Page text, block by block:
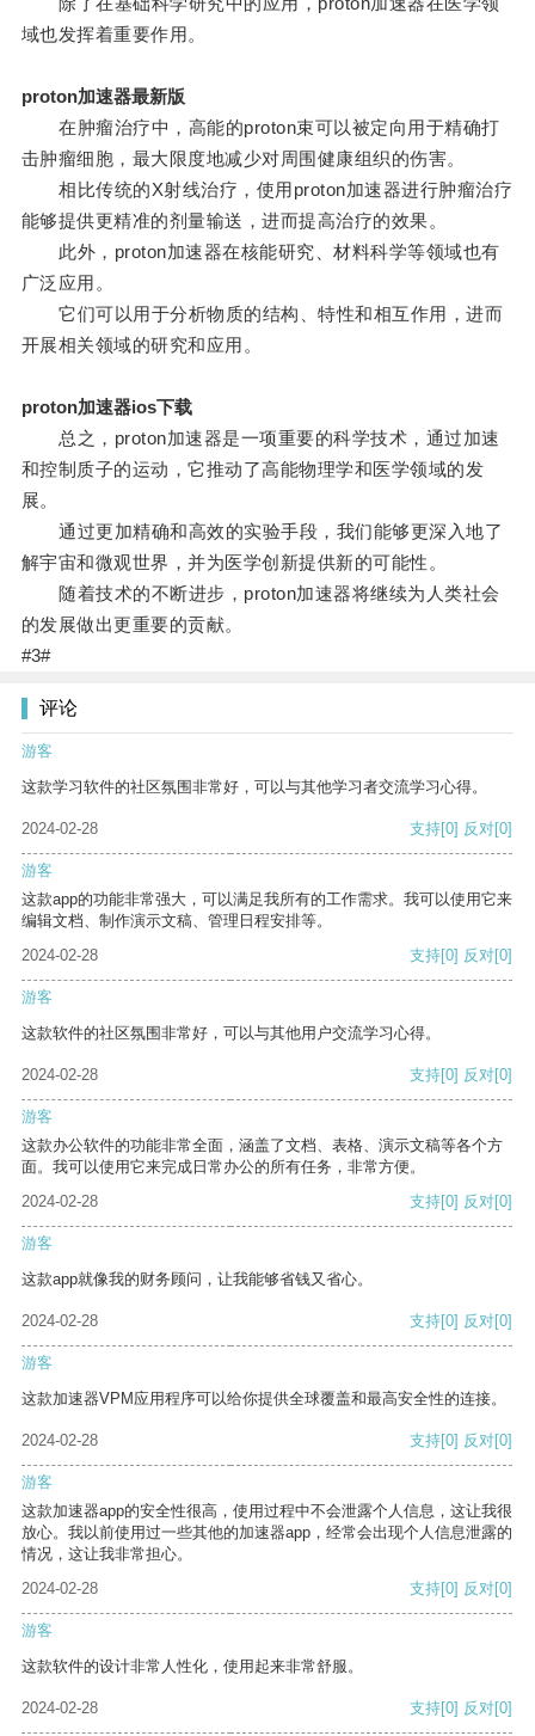
域也发挥着重要作用。
proton加速器最新版
在肿瘤治疗中，高能的proton束可以被定向用于精确打
击肿瘤细胞，最大限度地减少对周围健康组织的伤害。
相比传统的X射线治疗，使用proton加速器进行肿瘤治疗
能够提供更精准的剂量输送，进而提高治疗的效果。
此外，proton加速器在核能研究、材料科学等领域也有
广泛应用。
它们可以用于分析物质的结构、特性和相互作用，进而
开展相关领域的研究和应用。
proton加速器ios下载
总之，proton加速器是一项重要的科学技术，通过加速
和控制质子的运动，它推动了高能物理学和医学领域的发
展。
通过更加精确和高效的实验手段，我们能够更深入地了
解宇宙和微观世界，并为医学创新提供新的可能性。
随着技术的不断进步，proton加速器将继续为人类社会
的发展做出更重要的贡献。
#3#
评论
游客
这款学习软件的社区氛围非常好，可以与其他学习者交流学习心得。
2024-02-28 支持[0] 反对[0]
游客
这款app的功能非常强大，可以满足我所有的工作需求。我可以使用它来
编辑文档、制作演示文稿、管理日程安排等。
2024-02-28
支持[0] 反对[0]
游客
这款软件的社区氛围非常好，可以与其他用户交流学习心得。
2024-02-28 支持[0] 反对[0]
游客
这款办公软件的功能非常全面，涵盖了文档、表格、演示文稿等各个方
面。我可以使用它来完成日常办公的所有任务，非常方便。
2024-02-28
支持[0] 反对[0]
游客
这款app就像我的财务顾问，让我能够省钱又省心。
2024-02-28 支持[0] 反对[0]
游客
这款加速器VPM应用程序可以给你提供全球覆盖和最高安全性的连接。
2024-02-28 支持[0] 反对[0]
游客
这款加速器app的安全性很高，使用过程中不会泄露个人信息，这让我很
放心。我以前使用过一些其他的加速器app，经常会出现个人信息泄露的
情况，这让我非常担心。
2024-02-28
支持[0] 反对[0]
游客
这款软件的设计非常人性化，使用起来非常舒服。
2024-02-28 支持[0] 反对[0]